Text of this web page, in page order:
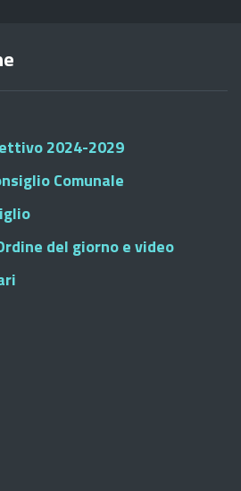
2024-2029
Comunale
del giorno e video